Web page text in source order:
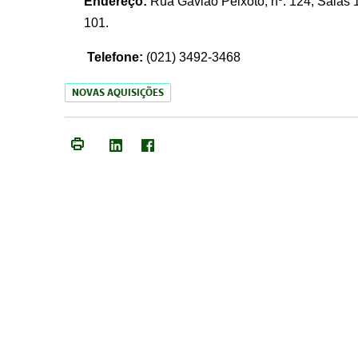
101.
Telefone: (021) 3492-3468
NOVAS AQUISIÇÕES